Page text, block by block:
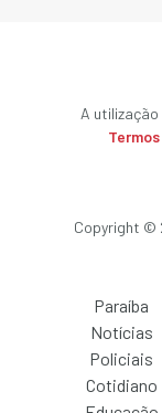
A
Copyright ©
Paraíba
Notícias
Policiais
Cotidiano